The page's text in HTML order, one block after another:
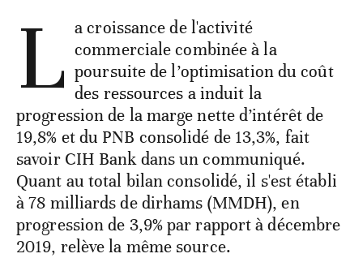
L a croissance de l'activité
commerciale combinée à la
poursuite de l’optimisation du coût
des ressources a induit la
progression de la marge nette d’intérêt de
19,8% et du PNB consolidé de 13,3%, fait
savoir CIH Bank dans un communiqué.
Quant au total bilan consolidé, il s'est établi
à 78 milliards de dirhams (MMDH), en
progression de 3,9% par rapport à décembre
2019, relève la même source.